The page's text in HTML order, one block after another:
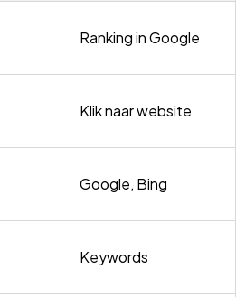
Ranking in Google
Klik naar website
Google, Bing
Keywords